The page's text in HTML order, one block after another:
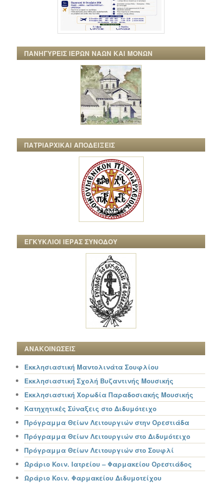
ΠΑΝΗΓΥΡΕΙΣ ΙΕΡΩΝ ΝΑΩΝ ΚΑΙ ΜΟΝΩΝ
ΠΑΤΡΙΑΡΧΙΚΑΙ ΑΠΟΔΕΙΞΕΙΣ
ΕΓΚΥΚΛΙΟΙ ΙΕΡΑΣ ΣΥΝΟΔΟΥ
ΑΝΑΚΟΙΝΩΣΕΙΣ
Εκκλησιαστική Μαντολινάτα Σουφλίου
Εκκλησιαστική Σχολή Βυζαντινής Μουσικής
Εκκλησιαστική Χορωδία Παραδοσιακής Μουσικής
Κατηχητικές Σύναξεις στο Διδυμότειχο
Πρόγραμμα Θείων Λειτουργιών στην Ορεστιάδα
Πρόγραμμα Θείων Λειτουργιών στο Διδυμότειχο
Πρόγραμμα Θείων Λειτουργιών στο Σουφλί
Ωράριο Κοιν. Ιατρείου – Φαρμακείου Ορεστιάδος
Ωράριο Κοιν. Φαρμακείου Διδυμοτείχου